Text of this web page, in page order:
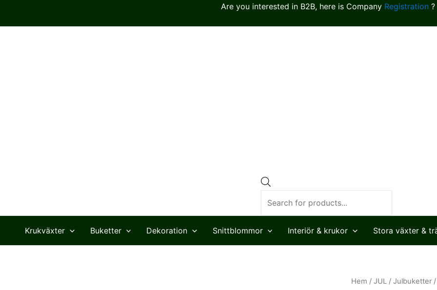
Are you interested in B2B, here is Company Registration?
Krukväxter Buketter Dekoration Snittblommor Interiör & krukor Stora växter &
Hem / JUL / Julbuketter